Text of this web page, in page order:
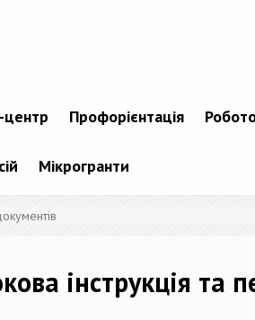
Профорієнтація
Мікрогранти
інструкція та